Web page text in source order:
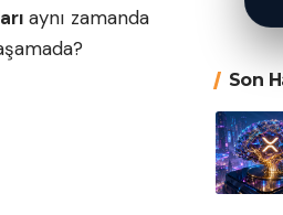
aynı zamanda
Son